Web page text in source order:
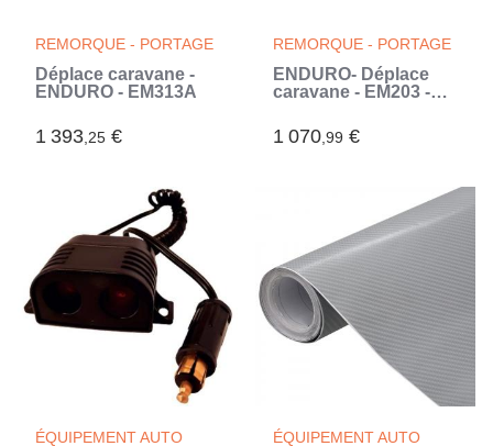
REMORQUE - PORTAGE
Déplace caravane -
ENDURO - EM313A
1 393,25 €
REMORQUE - PORTAGE
ENDURO- Déplace
caravane - EM203 -
moteurs - 12V (Noir)
1 070,99 €
ÉQUIPEMENT AUTO ÉQUIPEMENT AUTO